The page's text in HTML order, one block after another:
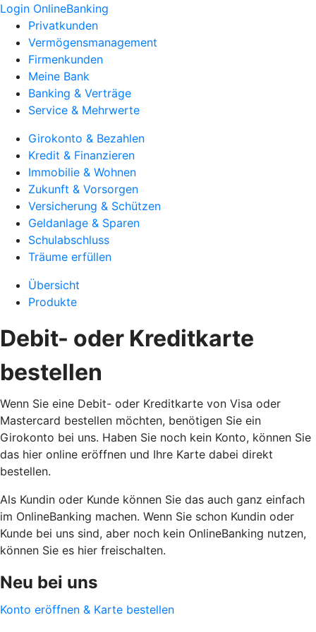
Login OnlineBanking
Privatkunden
Vermögensmanagement
Firmenkunden
Meine Bank
Banking & Verträge
Service & Mehrwerte
Girokonto & Bezahlen
Kredit & Finanzieren
Immobilie & Wohnen
Zukunft & Vorsorgen
Versicherung & Schützen
Geldanlage & Sparen
Schulabschluss
Träume erfüllen
Übersicht
Produkte
Debit- oder Kreditkarte
bestellen
Wenn Sie eine Debit- oder Kreditkarte von Visa oder
Mastercard bestellen möchten, benötigen Sie ein
Girokonto bei uns. Haben Sie noch kein Konto, können Sie
das hier online eröffnen und Ihre Karte dabei direkt
bestellen.
Als Kundin oder Kunde können Sie das auch ganz einfach
im OnlineBanking machen. Wenn Sie schon Kundin oder
Kunde bei uns sind, aber noch kein OnlineBanking nutzen,
können Sie es hier freischalten.
Neu bei uns
Konto eröffnen & Karte bestellen